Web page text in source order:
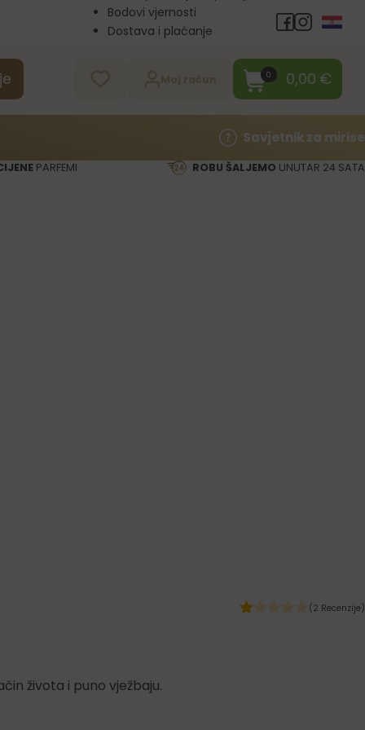
Bodovi vjernosti
Dostava i plaćanje
0 0,00 €
Savjetnik za mirise
PARFEMI ROBU ŠALJEMO UNUTAR 24 SATA
(2 Recenzije)
života i puno vježbaju.